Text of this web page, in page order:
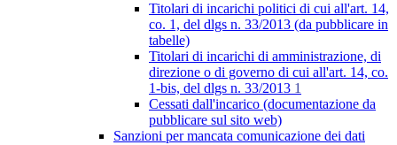
Titolari di incarichi politici di cui all'art. 14,
co. 1, del dlgs n. 33/2013 (da pubblicare in
tabelle)
Titolari di incarichi di amministrazione, di
direzione o di governo di cui all'art. 14, co.
1-bis, del dlgs n. 33/2013 1
Cessati dall'incarico (documentazione da
pubblicare sul sito web)
Sanzioni per mancata comunicazione dei dati